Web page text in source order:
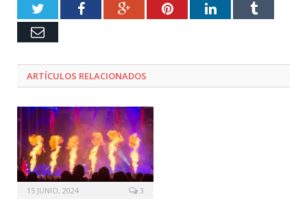
TwitterFacebookGoogle+PinterestLinkedInTumblr
Email
ARTÍCULOS RELACIONADOS
15 JUNIO, 2024 3